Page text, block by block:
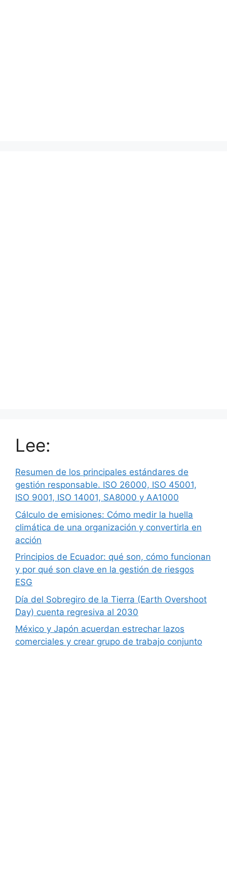
Lee:
Resumen de los principales estándares de
gestión responsable. ISO 26000, ISO 45001,
ISO 9001, ISO 14001, SA8000 y AA1000
Cálculo de emisiones: Cómo medir la huella
climática de una organización y convertirla en
acción
Principios de Ecuador: qué son, cómo funcionan
y por qué son clave en la gestión de riesgos
ESG
Día del Sobregiro de la Tierra (Earth Overshoot
Day) cuenta regresiva al 2030
México y Japón acuerdan estrechar lazos
comerciales y crear grupo de trabajo conjunto